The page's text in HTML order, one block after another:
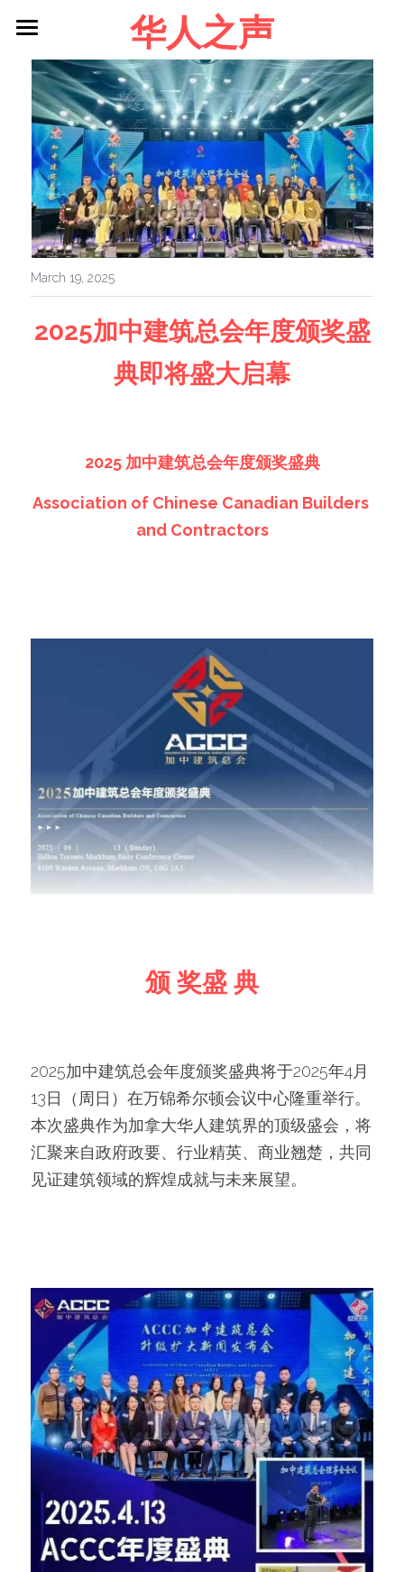
华人之声
About me
Blog
Contact
Facebook
Login/Register
March 19, 2025
2025加中建筑总会年度颁奖盛
典即将盛大启幕
2025 加中建筑总会年度颁奖盛典
Association of Chinese Canadian Builders
and Contractors
颁 奖盛 典
2025加中建筑总会年度颁奖盛典将于2025年4月
13日（周日）在万锦希尔顿会议中心隆重举行。
本次盛典作为加拿大华人建筑界的顶级盛会，将
汇聚来自政府政要、行业精英、商业翘楚，共同
见证建筑领域的辉煌成就与未来展望。